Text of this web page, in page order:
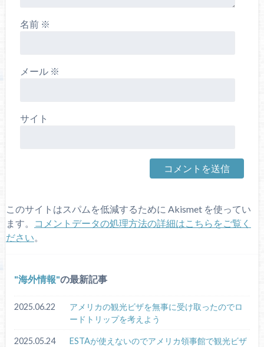
名前 ※
メール ※
サイト
このサイトはスパムを低減するために Akismet を使ってい
ます。
コメントデータの処理方法の詳細はこちらをご覧く
ださい
海外情報 の最新記事
2025.06.22
アメリカの観光ビザを無事に受け取ったのでロ
ードトリップを考えよう
2025.05.24
ESTAが使えないのでアメリカ領事館で観光ビザ